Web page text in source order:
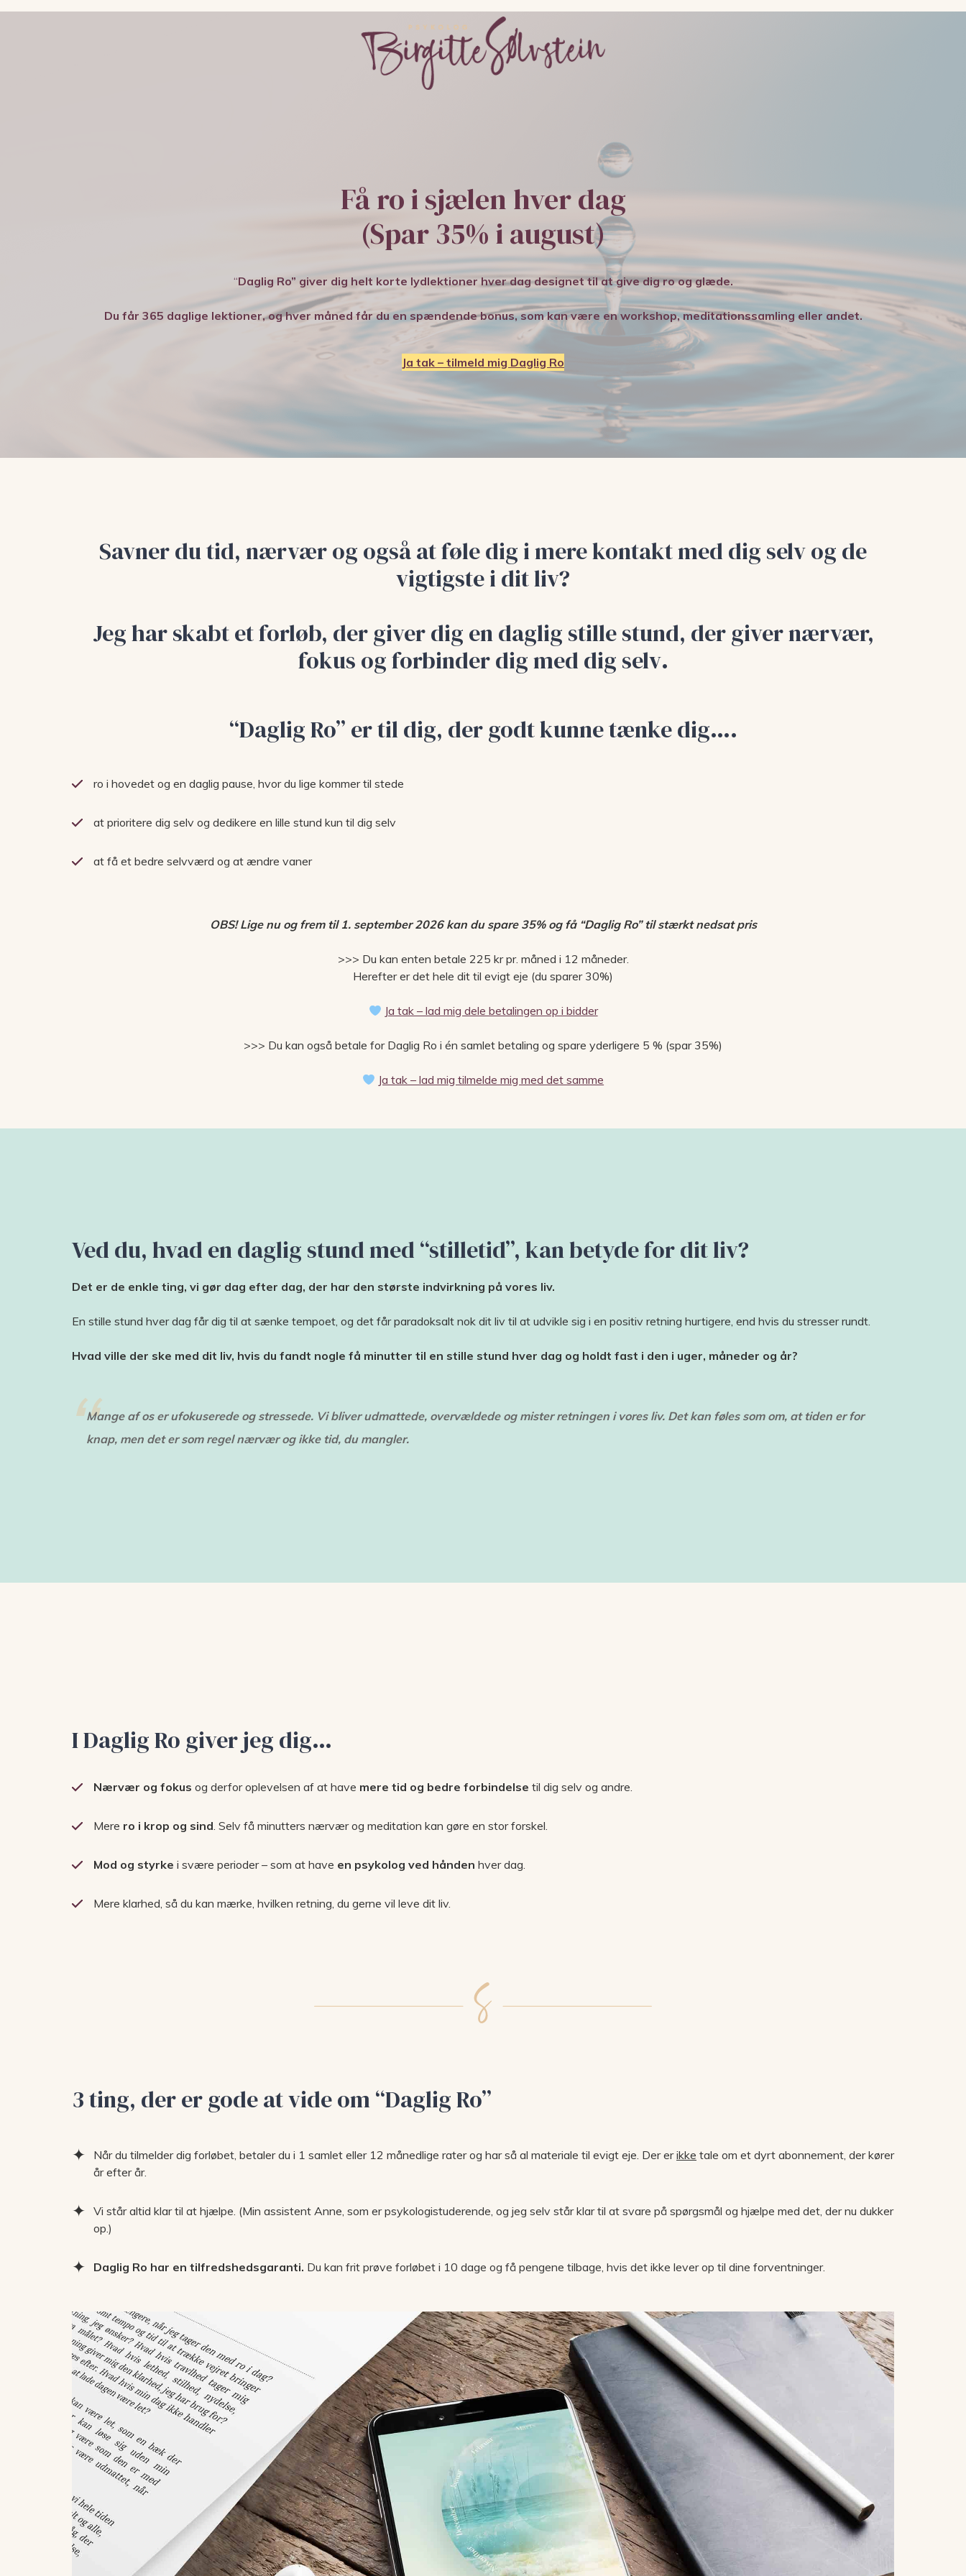
Få ro i sjælen hver dag
(Spar 35% i august)
“Daglig Ro” giver dig helt korte lydlektioner hver dag designet til at give dig ro og glæde.
Du får 365 daglige lektioner, og hver måned får du en spændende bonus, som kan være en workshop, meditationssamling eller andet.
Ja tak – tilmeld mig Daglig Ro
Savner du tid, nærvær og også at føle dig i mere kontakt med dig selv og de
vigtigste i dit liv?
Jeg har skabt et forløb, der giver dig en daglig stille stund, der giver nærvær,
fokus og forbinder dig med dig selv.
“Daglig Ro” er til dig, der godt kunne tænke dig….
ro i hovedet og en daglig pause, hvor du lige kommer til stede
at prioritere dig selv og dedikere en lille stund kun til dig selv
at få et bedre selvværd og at ændre vaner
OBS! Lige nu og frem til 1. september 2026 kan du spare 35% og få “Daglig Ro” til stærkt nedsat pris
>>> Du kan enten betale 225 kr pr. måned i 12 måneder.
Herefter er det hele dit til evigt eje (du sparer 30%)
Ja tak – lad mig dele betalingen op i bidder
>>> Du kan også betale for Daglig Ro i én samlet betaling og spare yderligere 5 % (spar 35%)
Ja tak – lad mig tilmelde mig med det samme
Ved du, hvad en daglig stund med “stilletid”, kan betyde for dit liv?
Det er de enkle ting, vi gør dag efter dag, der har den største indvirkning på vores liv.
En stille stund hver dag får dig til at sænke tempoet, og det får paradoksalt nok dit liv til at udvikle sig i en positiv retning hurtigere, end hvis du stresser rundt.
Hvad ville der ske med dit liv, hvis du fandt nogle få minutter til en stille stund hver dag og holdt fast i den i uger, måneder og år?
Mange af os er ufokuserede og stressede. Vi bliver udmattede, overvældede og mister retningen i vores liv. Det kan føles som om, at tiden er for
knap, men det er som regel nærvær og ikke tid, du mangler.
I Daglig Ro giver jeg dig…
Nærvær og fokus og derfor oplevelsen af at have mere tid og bedre forbindelse til dig selv og andre.
Mere ro i krop og sind. Selv få minutters nærvær og meditation kan gøre en stor forskel.
Mod og styrke i svære perioder – som at have en psykolog ved hånden hver dag.
Mere klarhed, så du kan mærke, hvilken retning, du gerne vil leve dit liv.
3 ting, der er gode at vide om “Daglig Ro”
Når du tilmelder dig forløbet, betaler du i 1 samlet eller 12 månedlige rater og har så al materiale til evigt eje. Der erikke tale om et dyrt abonnement, der kører
år efter år.
Vi står altid klar til at hjælpe. (Min assistent Anne, som er psykologistuderende, og jeg selv står klar til at svare på spørgsmål og hjælpe med det, der nu dukker
op.)
Daglig Ro har en tilfredshedsgaranti. Du kan frit prøve forløbet i 10 dage og få pengene tilbage, hvis det ikke lever op til dine forventninger.